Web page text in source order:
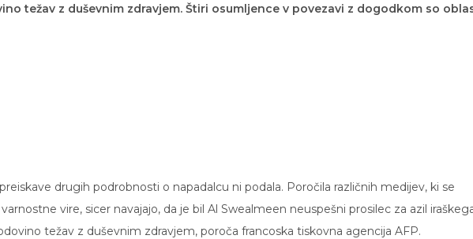
težav z duševnim zdravjem. Štiri osumljence v povezavi z dogodkom so
drugih podrobnosti o napadalcu ni podala. Poročila različnih medijev, ki se
vire, sicer navajajo, da je bil Al Swealmeen neuspešni prosilec za azil
težav z duševnim zdravjem, poroča francoska tiskovna agencija AFP.